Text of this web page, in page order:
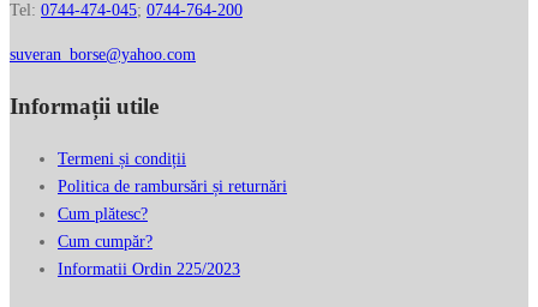
Tel: 0744-474-045; 0744-764-200
suveran_borse@yahoo.com
Informații utile
Termeni și condiții
Politica de rambursări și returnări
Cum plătesc?
Cum cumpăr?
Informatii Ordin 225/2023